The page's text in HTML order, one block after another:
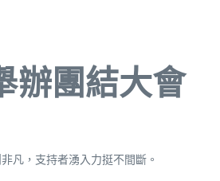
辦團結大會
凡，支持者湧入力挺不間斷。